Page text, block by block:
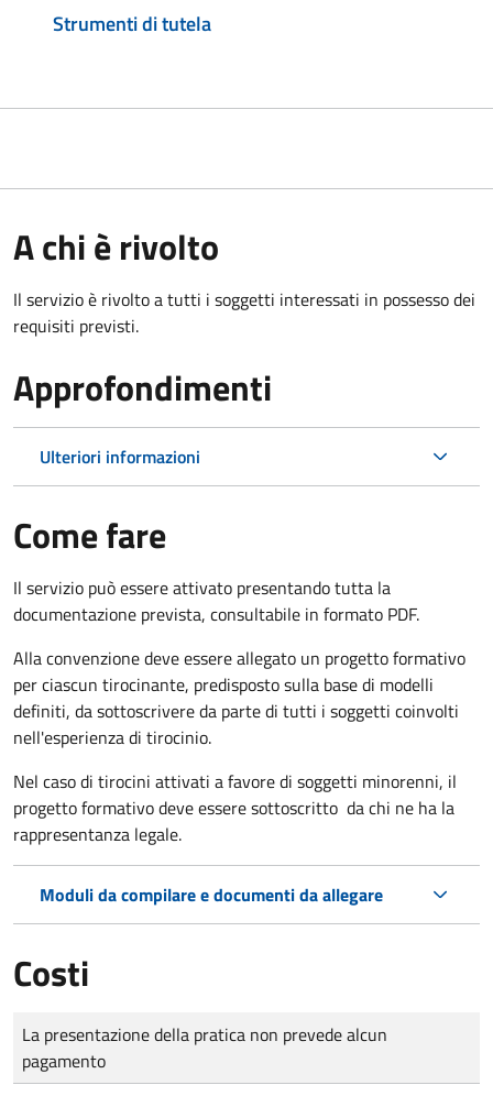
Strumenti di tutela
A chi è rivolto
Il servizio è rivolto a tutti i soggetti interessati in possesso dei
requisiti previsti.
Approfondimenti
Ulteriori informazioni
Come fare
Il servizio può essere attivato presentando tutta la
documentazione prevista, consultabile in formato PDF.
Alla convenzione deve essere allegato un progetto formativo
per ciascun tirocinante, predisposto sulla base di modelli
definiti, da sottoscrivere da parte di tutti i soggetti coinvolti
nell'esperienza di tirocinio.
Nel caso di tirocini attivati a favore di soggetti minorenni, il
progetto formativo deve essere sottoscritto da chi ne ha la
rappresentanza legale.
Moduli da compilare e documenti da allegare
Costi
Tipo di pagamento
Importo
La presentazione della pratica non prevede alcun
pagamento